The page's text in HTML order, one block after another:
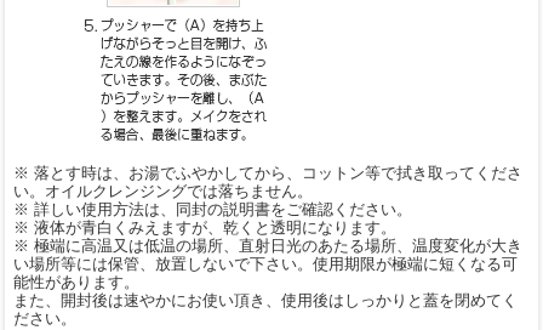
※ 落とす時は、お湯でふやかしてから、コットン等で拭き取ってくださ
い。オイルクレンジングでは落ちません。
※ 詳しい使用方法は、同封の説明書をご確認ください。
※ 液体が青白くみえますが、乾くと透明になります。
※ 極端に高温又は低温の場所、直射日光のあたる場所、温度変化が大き
い場所等には保管、放置しないで下さい。使用期限が極端に短くなる可
能性があります。
また、開封後は速やかにお使い頂き、使用後はしっかりと蓋を閉めてく
ださい。